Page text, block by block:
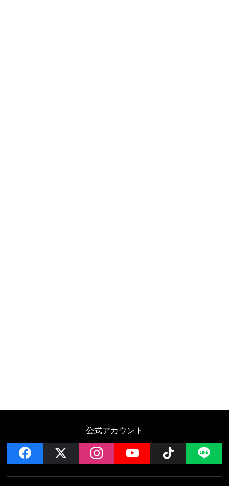
公式アカウント
facebook instagramYouTube Follow